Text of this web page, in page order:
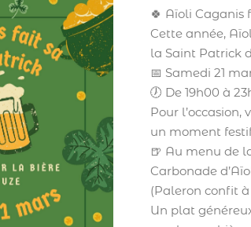
🍀 Aïoli Caganis
Cette année,
la Saint Patrick
📅 Samedi 21
🕖 De 19h00 à
Pour
un moment
🍺 Au menu de
Carbonade
(Paleron confit
Un plat